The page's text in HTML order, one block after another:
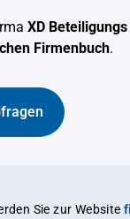
XD
Firmenbuch.
Sie zur Website